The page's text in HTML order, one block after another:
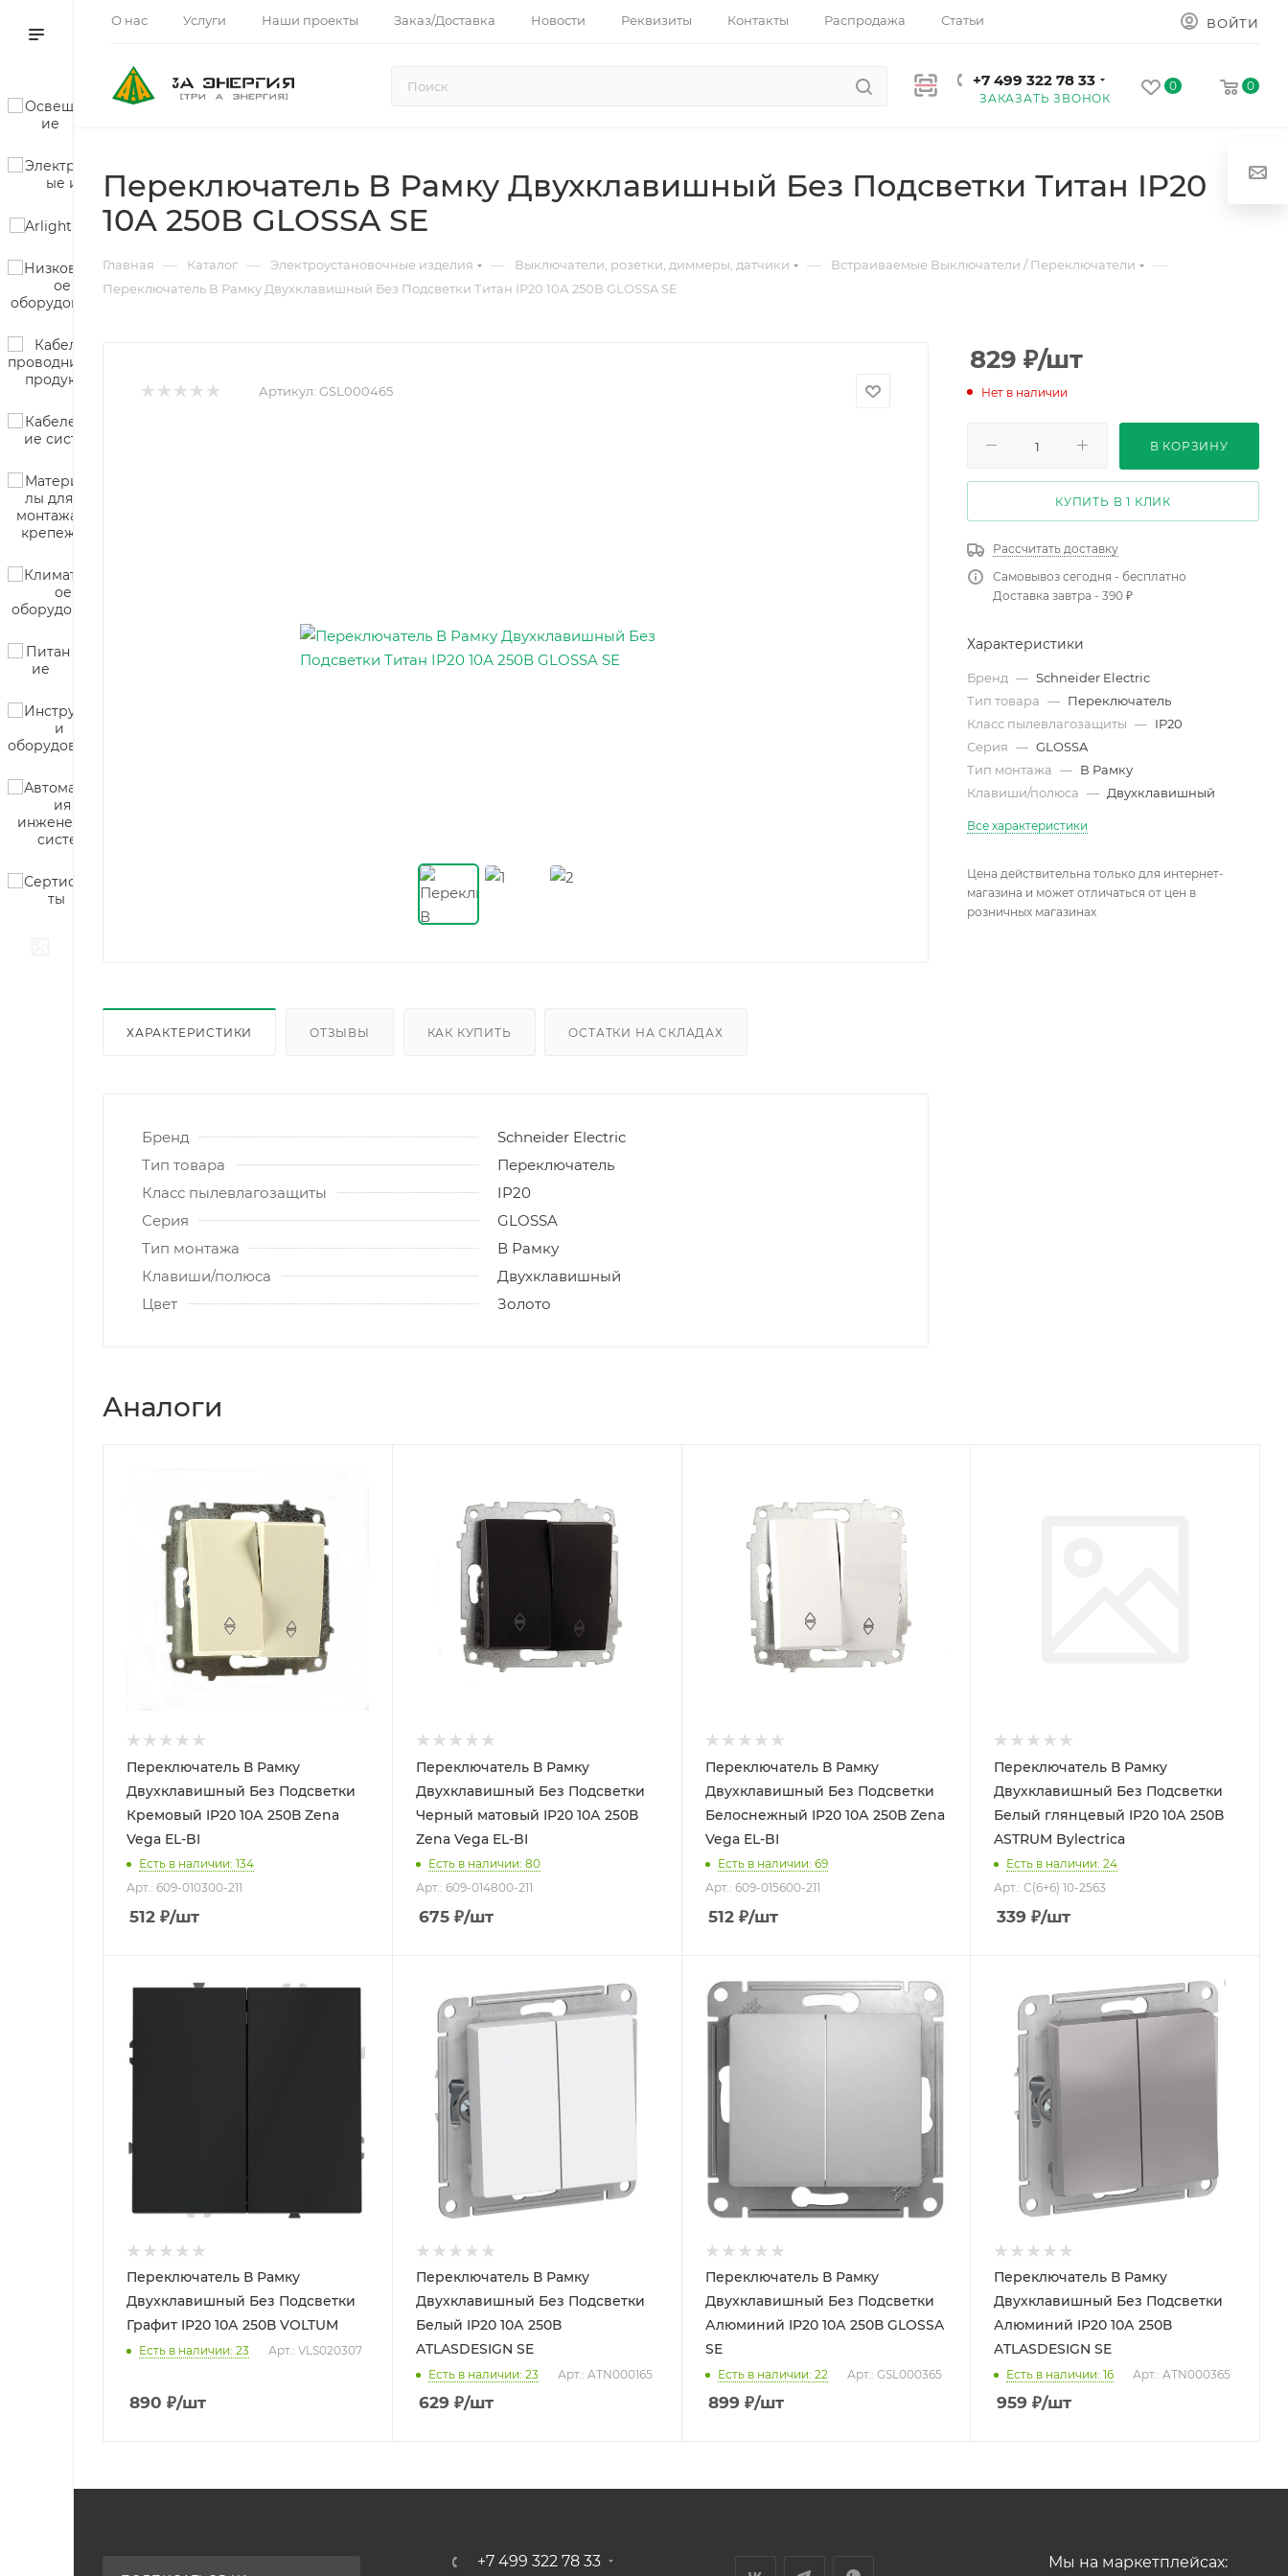
О нас Услуги Наши проекты Заказ/Доставка Новости Реквизиты Контакты Распродажа Статьи ВОЙТИ
+7 499 322 78 33
ЗАКАЗАТЬ ЗВОНОК
0 0
Переключатель В Рамку Двухклавишный Без Подсветки Титан IP20
10А 250В GLOSSA SE
Главная — Каталог — Электроустановочные изделия — Выключатели, розетки, диммеры, датчики — Встраиваемые Выключатели / Переключатели —
Переключатель В Рамку Двухклавишный Без Подсветки Титан IP20 10А 250В GLOSSA SE
Артикул: GSL000465
ХАРАКТЕРИСТИКИ ОТЗЫВЫ КАК КУПИТЬ ОСТАТКИ НА СКЛАДАХ
Бренд
Schneider Electric
Тип товара
Переключатель
Класс пылевлагозащиты
IP20
Серия
GLOSSA
Тип монтажа
В Рамку
Клавиши/полюса
Двухклавишный
Цвет
Золото
829 ₽/шт
Нет в наличии
В КОРЗИНУ
КУПИТЬ В 1 КЛИК
Рассчитать доставку
Самовывоз сегодня - бесплатно
Доставка завтра - 390 ₽
Характеристики
Бренд — Schneider Electric
Тип товара — Переключатель
Класс пылевлагозащиты — IP20
Серия — GLOSSA
Тип монтажа — В Рамку
Клавиши/полюса — Двухклавишный
Все характеристики
Цена действительна только для интернет-
магазина и может отличаться от цен в
розничных магазинах
Аналоги
Переключатель В Рамку
Двухклавишный Без Подсветки
Кремовый IP20 10А 250В Zena
Vega EL-BI
Есть в наличии: 134
Арт.: 609-010300-211
512 ₽/шт
Переключатель В Рамку
Двухклавишный Без Подсветки
Черный матовый IP20 10А 250В
Zena Vega EL-BI
Есть в наличии: 80
Арт.: 609-014800-211
675₽/шт
Переключатель В Рамку
Двухклавишный Без Подсветки
Белоснежный IP20 10А 250В Zena
Vega EL-BI
Есть в наличии: 69
Арт.: 609-015600-211
512₽/шт
Переключатель В Рамку
Двухклавишный Без Подсветки
Белый глянцевый IP20 10А 250В
ASTRUM Bylectrica
Есть в наличии: 24
Арт.: С(6+6) 10-2563
339 ₽/шт
Переключатель В Рамку
Двухклавишный Без Подсветки
Графит IP20 10А 250В VOLTUM
Есть в наличии: 23 Арт.: VLS020307
890 ₽/шт
Переключатель В Рамку
Двухклавишный Без Подсветки
Белый IP20 10А 250В
ATLASDESIGN SE
Есть в наличии: 23 Арт.: ATN000165
629 ₽/шт
Переключатель В Рамку
Двухклавишный Без Подсветки
Алюминий IP20 10А 250В GLOSSA
SE
Есть в наличии: 22 Арт.: GSL000365
899 ₽/шт
Переключатель В Рамку
Двухклавишный Без Подсветки
Алюминий IP20 10А 250В
ATLASDESIGN SE
Есть в наличии: 16 Арт.: ATN000365
959 ₽/шт
+7 499 322 78 33 Мы на маркетплейсах: